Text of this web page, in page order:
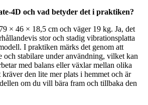
4D och vad betyder det i praktiken?
× 46 × 18,5 cm och väger 19 kg. Ja, det
stor och stadig vibrationsplatta
I praktiken märks det genom att
och stabilare under användning, vilket kan
med balans eller växlar mellan olika
den lite mer plats i hemmet och är
om du vill bära fram och tillbaka den